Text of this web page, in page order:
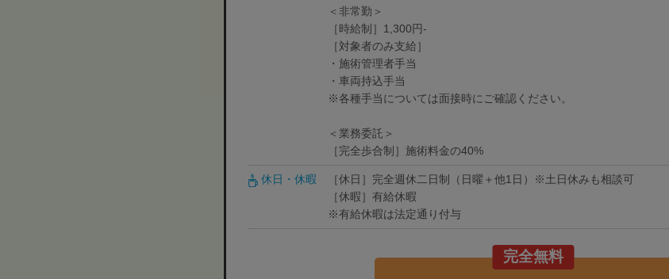
＜非常勤＞
［時給制］1,300円-
［対象者のみ支給］
・施術管理者手当
・車両持込手当
※各種手当については面接時にご確認ください。
＜業務委託＞
［完全歩合制］施術料金の40%
休日・休暇
［休日］完全週休二日制（日曜＋他1日）※土日休みも相談可
［休暇］有給休暇
※有給休暇は法定通り付与
完全無料